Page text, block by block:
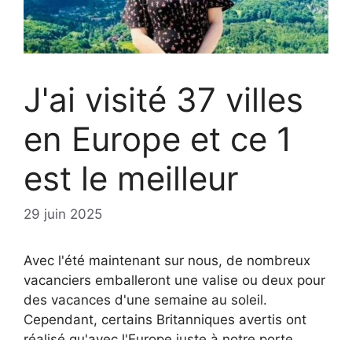
J'ai visité 37 villes
en Europe et ce 1
est le meilleur
29 juin 2025
Avec l'été maintenant sur nous, de nombreux
vacanciers emballeront une valise ou deux pour
des vacances d'une semaine au soleil.
Cependant, certains Britanniques avertis ont